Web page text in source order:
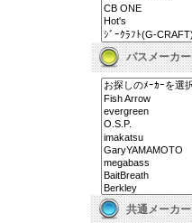
バスメーカー
共通メーカー